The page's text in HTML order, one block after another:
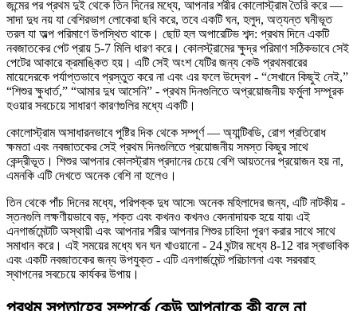
জন্মের পর প্রথম দুই থেকে তিন দিনের মধ্যে, আপনার শরীর কোলোস্ট্রাম তৈরি করে —
সাদা দুধ নয় যা বেশিরভাগ লোকেরা ছবি করে, তবে একটি ঘন, হলুদ, অত্যন্ত ঘনীভূত
তরল যা অল্প পরিমাণে উপস্থিত থাকে। ছোট হল অপারেটিভ শব্দ: প্রথম দিনে একটি
নবজাতকের পেট প্রায় 5-7 মিলি ধারণ করে। কোলস্ট্রামের ক্ষুদ্র পরিমাণ সঠিকভাবে সেই
পেটের আকারে ক্রমাঙ্কিত হয়। এটি সেই অংশ যেটির জন্য কেউ প্রথমবারের
মায়েদেরকে পর্যাপ্তভাবে প্রস্তুত করে না এবং এর ফলে উদ্বেগ - “সেখানে কিছুই নেই,”
“শিশুর ক্ষুধার্ত,” “আমার দুধ আসেনি” - প্রথম দিনগুলিতে অপ্রয়োজনীয় ফর্মুলা সম্পূরক
হওয়ার সবচেয়ে সাধারণ কারণগুলির মধ্যে একটি।
কোলোস্ট্রাম অসাধারনভাবে পুষ্টির দিক থেকে সম্পূর্ণ — অ্যান্টিবডি, রোগ প্রতিরোধ
ক্ষমতা এবং নবজাতকের সেই প্রথম দিনগুলিতে প্রয়োজনীয় সমস্ত কিছুর সাথে
কেন্দ্রীভূত। শিশুর আপনার কোলস্ট্রাম প্রদানের চেয়ে বেশি আয়তনের প্রয়োজন হয় না,
এমনকি এটি দেখতে অনেক বেশি না হলেও।
তিন থেকে পাঁচ দিনের মধ্যে, পরিপক্ক দুধ আসে৷ অনেক মহিলাদের জন্য, এটি নাটকীয় -
স্তনগুলি লক্ষণীয়ভাবে বড়, শক্ত এবং কখনও কখনও বেদনাদায়ক হয়ে যায়৷ এই
এনগার্জমেন্টটি অস্থায়ী এবং আপনার শরীর আপনার শিশুর চাহিদা পূরণ করার সাথে সাথে
সমাধান করে। এই সময়ের মধ্যে ঘন ঘন খাওয়ানো - 24 ঘন্টার মধ্যে 8-12 বার স্বাভাবিক
এবং একটি নবজাতকের জন্য উপযুক্ত - এটি এনগার্জমেন্ট পরিচালনা এবং সরবরাহ
স্থাপনের সবচেয়ে কার্যকর উপায়।